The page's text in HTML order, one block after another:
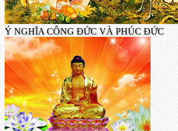
Ý NGHĨA CÔNG ĐỨC VÀ PHÚC ĐỨC